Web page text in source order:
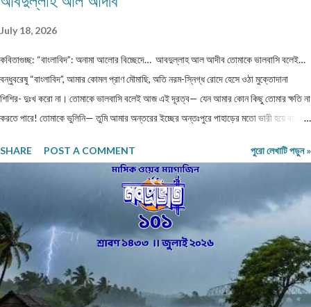
July 18, 2026
কবিতাগুচ্ছ: “বাংলাবিদ”: অনামা আলোর বিচ্ছেদে… আবদুল্লাহ আল আদীব তোমাকে ভালবাসি বলেই…
বন্ধুবরেষু “বাংলাবিদ”, আমার কোমল প্রাণ মৌমাছি, অতি নরম-স্নিগ্ধ রোদে হেসে ওঠা মুক্তোদানা
শিশির- দুঃখ করো না। তোমাকে ভালবাসি বলেই আজ এই দূরত্ব— যেন আমার কোন কিছু তোমার ক্ষতি না
করতে পারে! তোমাকে ভুলিনি— তুমি আমার অন্তরের ইচ্ছের অন্তঃপুরে পাহাড়ের মতো ভারী হয়ে বসে
বুক চিরে রক্ত ঝরায়। ভুলতে চেয়েছি— কিন্তু স্মৃতিগুলো আমার রক্তে জমাট বেঁধে আছে, যেন
পাথরখচিত প্রাচীন লিপি। তুমি হয়ে গেছো আমার নীরব কান্না, প্রতিটি লিখতে না পারা কবিতা আমার
ভাঙা আত্মার লুকানো আর্তনাদ। তোমার স্পর্শ নেই, নেই আমাদের সম্পর্কের কোন নাম— তবু তুমি আছো
অদৃশ্য, অমোঘ, যেন প্রতিটি ক্ষতচিহ্নে চিরন্তন বসবাস করা এক নিঃশব্দ মৃত্যু। ক্ষত-নিবদ্ধ বাঁশি… প্রিয়
“বাংলাবিদ” আমার, কি এক আশ্চর্য সমর্পণ তন্ময়তা, মোহময় আকর্ষণ, বকুলের বিহ্বল ঘ্রাণ তোমার সত্তায়!
তোমার বিস্তীর্ণ গালিচা থেকে বিদীর্ণ হয়ে আজ আমি বিচ্ছেদের নিঃ...
SHARE POST A COMMENT পুরো লেখাটি পড়ুন »